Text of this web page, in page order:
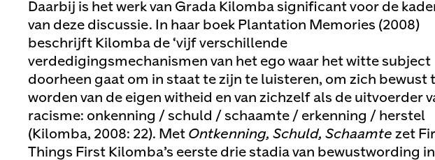
Daarbij is het werk van Grada Kilomba significant voor de
van deze discussie. In haar boek Plantation Memories (2008)
beschrijft Kilomba de ‘vijf verschillende
verdedigingsmechanismen van het ego waar het witte subject
doorheen gaat om in staat te zijn te luisteren, om zich bewust
worden van de eigen witheid en van zichzelf als de uitvoerder
racisme: onkenning / schuld / schaamte / erkenning / herstel
(Kilomba, 2008: 22). Met Ontkenning, Schuld, Schaamte zet
Things First Kilomba’s eerste drie stadia van bewustwording